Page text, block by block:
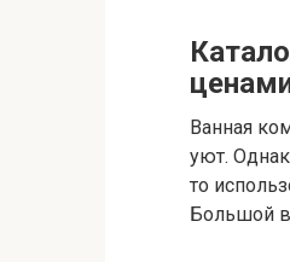
Ванная
уют.
то
Большой